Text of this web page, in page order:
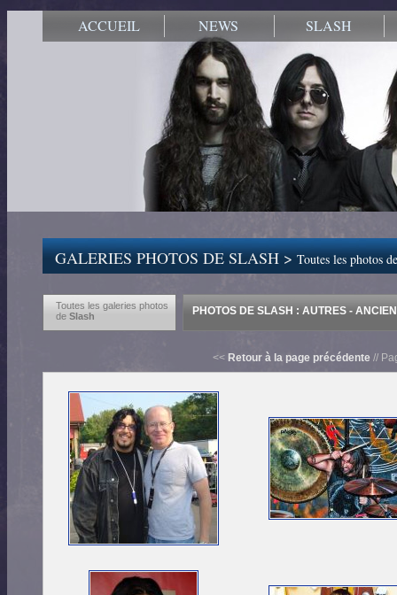
ACCUEIL NEWS SLASH
GALERIES PHOTOS DE SLASH >Toutes les photos
Toutes les galeries photos
de Slash PHOTOS DE SLASH : AUTRES -
<< Retour à la page précédente //